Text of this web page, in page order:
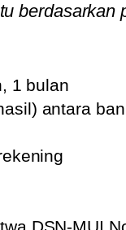
1 bulan
antara